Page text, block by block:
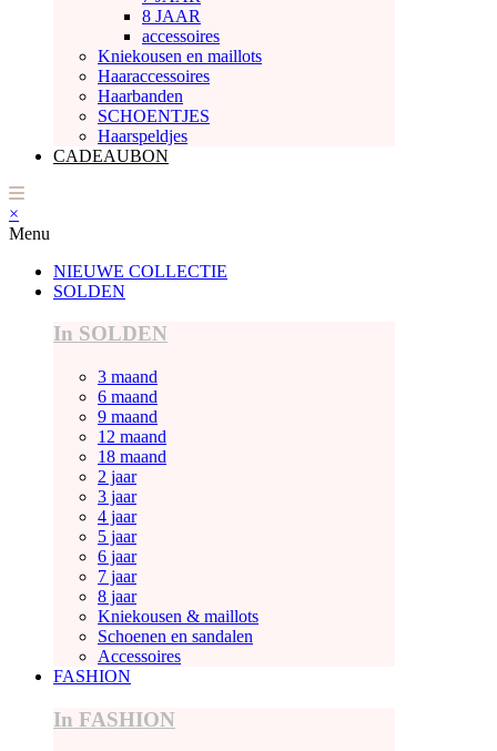
8 JAAR
accessoires
Kniekousen en maillots
Haaraccessoires
Haarbanden
SCHOENTJES
Haarspeldjes
CADEAUBON
×
Menu
NIEUWE COLLECTIE
SOLDEN
In SOLDEN
3 maand
6 maand
9 maand
12 maand
18 maand
2 jaar
3 jaar
4 jaar
5 jaar
6 jaar
7 jaar
8 jaar
Kniekousen & maillots
Schoenen en sandalen
Accessoires
FASHION
In FASHION